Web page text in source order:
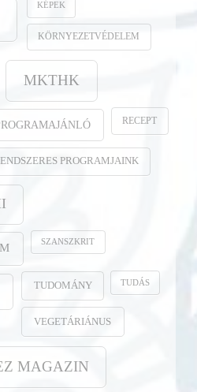
KÉPEK
KÖRNYEZETVÉDELEM
MKTHK
RECEPT
PROGRAMJAINK
SZANSZKRIT
TUDOMÁNY TUDÁS
VEGETÁRIÁNUS
MAGAZIN